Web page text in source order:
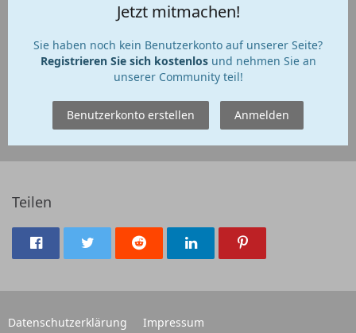
Jetzt mitmachen!
Sie haben noch kein Benutzerkonto auf unserer Seite?
Registrieren Sie sich kostenlosund nehmen Sie an
unserer Community teil!
Benutzerkonto erstellen Anmelden
Teilen
Datenschutzerklärung Impressum